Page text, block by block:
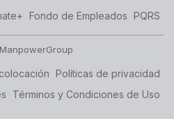
Fondo de Empleados PQRS
Políticas de privacidad
Términos y Condiciones de Uso